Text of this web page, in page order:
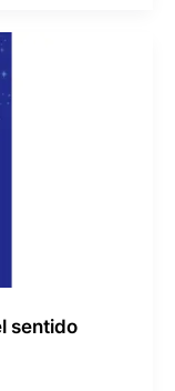
sentido